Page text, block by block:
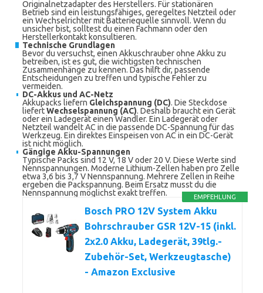
Originalnetzadapter des Herstellers. Für stationären
Betrieb sind ein leistungsfähiges, geregeltes Netzteil oder
ein Wechselrichter mit Batteriequelle sinnvoll. Wenn du
unsicher bist, solltest du einen Fachmann oder den
Herstellerkontakt konsultieren.
Technische Grundlagen
Bevor du versuchst, einen Akkuschrauber ohne Akku zu
betreiben, ist es gut, die wichtigsten technischen
Zusammenhänge zu kennen. Das hilft dir, passende
Entscheidungen zu treffen und typische Fehler zu
vermeiden.
DC-Akkus und AC-Netz
Akkupacks liefern Gleichspannung (DC). Die Steckdose
liefertWechselspannung (AC). Deshalb braucht ein Gerät
oder ein Ladegerät einen Wandler. Ein Ladegerät oder
Netzteil wandelt AC in die passende DC-Spannung für das
Werkzeug. Ein direktes Einspeisen von AC in ein DC-Gerät
ist nicht möglich.
Gängige Akku-Spannungen
Typische Packs sind 12 V, 18 V oder 20 V. Diese Werte sind
Nennspannungen. Moderne Lithium-Zellen haben pro Zelle
etwa 3,6 bis 3,7 V Nennspannung. Mehrere Zellen in Reihe
ergeben die Packspannung. Beim Ersatz musst du die
Nennspannung möglichst exakt treffen.
EMPFEHLUNG
Bosch PRO 12V System Akku
Bohrschrauber GSR 12V-15 (inkl.
2x2.0 Akku, Ladegerät, 39tlg.-
Zubehör-Set, Werkzeugtasche)
- Amazon Exclusive